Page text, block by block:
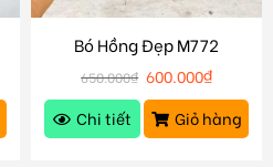
Bó Hồng Đẹp M772
650.000₫ 600.000₫
Chi tiết
Giỏ hàng